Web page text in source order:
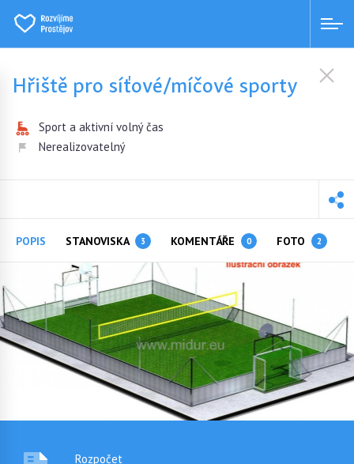
Hřiště pro síťové/míčové sporty
Sport a aktivní volný čas
Nerealizovatelný
POPIS STANOVISKA 3 KOMENTÁŘE 0 FOTO 2
Rozpočet